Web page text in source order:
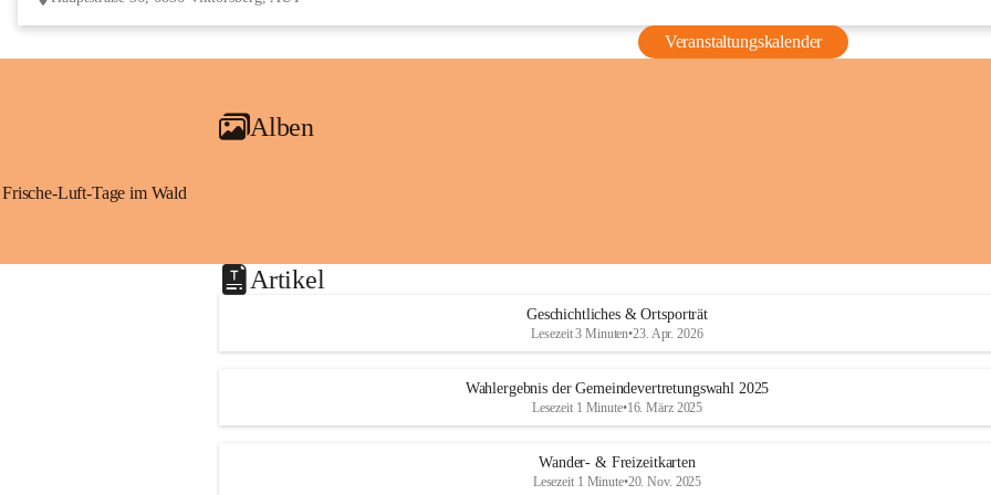
Veranstaltungskalender
Alben
Frische-Luft-Tage im Wald
Artikel
Geschichtliches & Ortsporträt
Lesezeit 3 Minuten•23. Apr. 2026
Wahlergebnis der Gemeindevertretungswahl 2025
Lesezeit 1 Minute•16. März 2025
Wander- & Freizeitkarten
Lesezeit 1 Minute•20. Nov. 2025